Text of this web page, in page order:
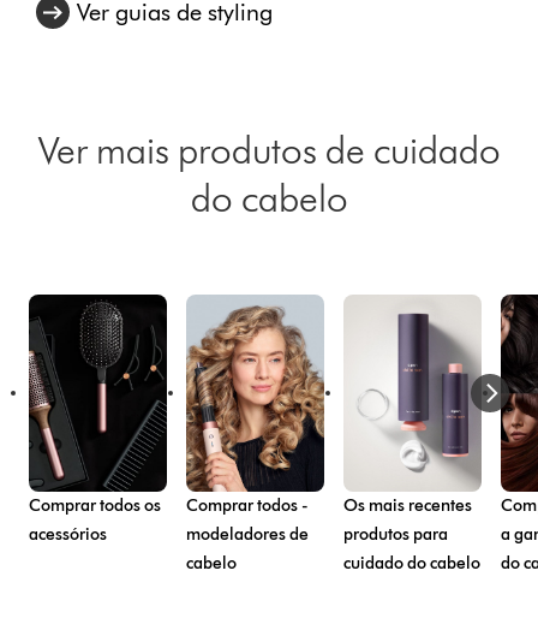
Ver guias de styling
Ver mais produtos de cuidado
do cabelo
Comprar todos os
acessórios
Comprar todos -
modeladores de
cabelo
Os mais recentes
produtos para
cuidado do cabelo
a
do